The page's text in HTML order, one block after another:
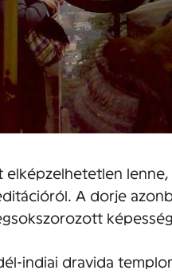
elképzelhetetlen lenne,
A dorje
indiai dravida